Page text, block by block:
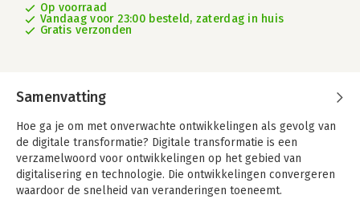
Op voorraad
Vandaag voor 23:00 besteld, zaterdag in huis
Gratis verzonden
Samenvatting
Hoe ga je om met onverwachte ontwikkelingen als gevolg van
de digitale transformatie? Digitale transformatie is een
verzamelwoord voor ontwikkelingen op het gebied van
digitalisering en technologie. Die ontwikkelingen convergeren
waardoor de snelheid van veranderingen toeneemt.